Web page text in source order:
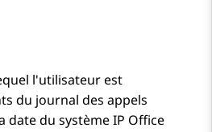
l'utilisateur est
du journal des appels
date du systèmeIP Office